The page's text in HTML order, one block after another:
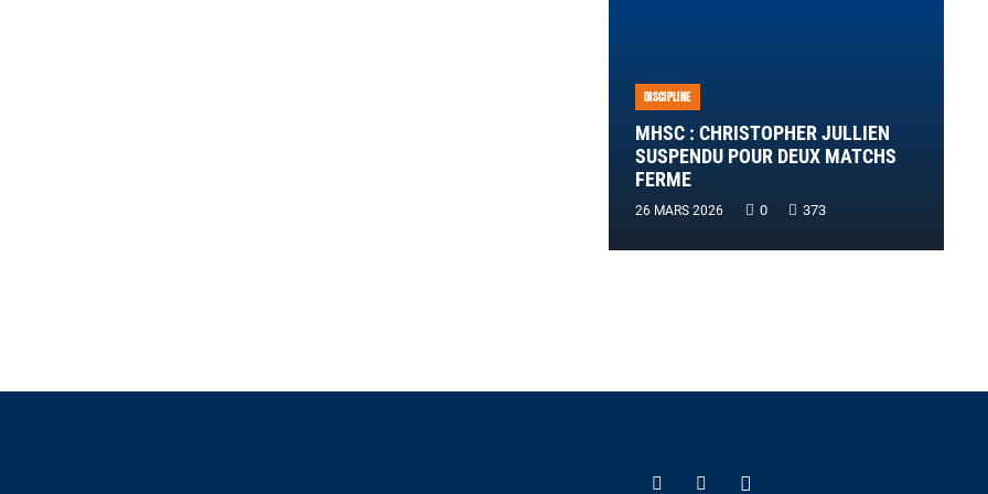
DISCIPLINE
MHSC : CHRISTOPHER JULLIEN
SUSPENDU POUR DEUX MATCHS
FERME
26 MARS 2026 0 373